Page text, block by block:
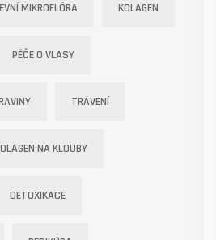
MIKROFLÓRA KOLAGEN
PÉČE O VLASY
TRÁVENÍ
NA KLOUBY
DETOXIKACE